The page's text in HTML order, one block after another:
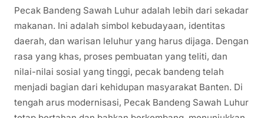
Pecak Bandeng Sawah Luhur adalah lebih dari sekadar
makanan. Ini adalah simbol kebudayaan, identitas
daerah, dan warisan leluhur yang harus dijaga. Dengan
rasa yang khas, proses pembuatan yang teliti, dan
nilai-nilai sosial yang tinggi, pecak bandeng telah
menjadi bagian dari kehidupan masyarakat Banten. Di
tengah arus modernisasi, Pecak Bandeng Sawah Luhur